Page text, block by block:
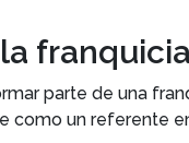
parte de una
como un referente